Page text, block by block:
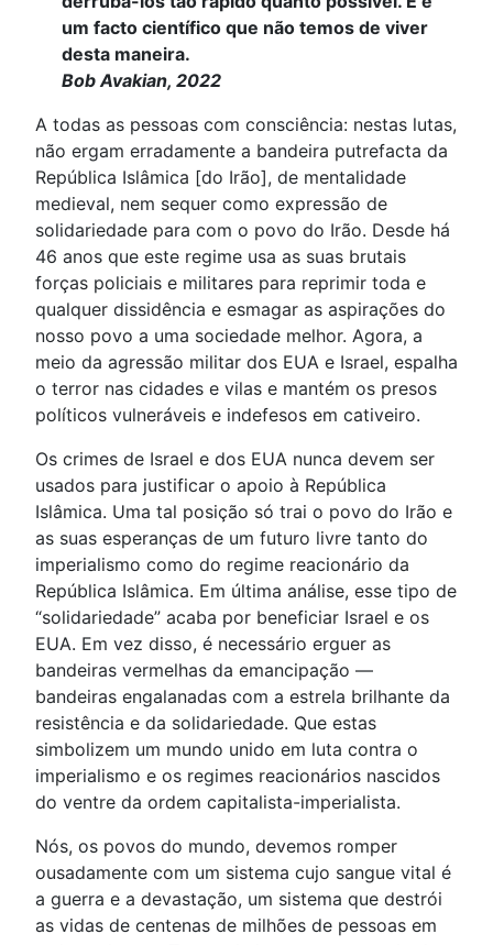
um facto científico que não temos de viver
desta maneira.
Bob Avakian, 2022
A todas as pessoas com consciência: nestas lutas,
não ergam erradamente a bandeira putrefacta da
República Islâmica [do Irão], de mentalidade
medieval, nem sequer como expressão de
solidariedade para com o povo do Irão. Desde há
46 anos que este regime usa as suas brutais
forças policiais e militares para reprimir toda e
qualquer dissidência e esmagar as aspirações do
nosso povo a uma sociedade melhor. Agora, a
meio da agressão militar dos EUA e Israel, espalha
o terror nas cidades e vilas e mantém os presos
políticos vulneráveis e indefesos em cativeiro.
Os crimes de Israel e dos EUA nunca devem ser
usados para justificar o apoio à República
Islâmica. Uma tal posição só trai o povo do Irão e
as suas esperanças de um futuro livre tanto do
imperialismo como do regime reacionário da
República Islâmica. Em última análise, esse tipo de
“solidariedade” acaba por beneficiar Israel e os
EUA. Em vez disso, é necessário erguer as
bandeiras vermelhas da emancipação —
bandeiras engalanadas com a estrela brilhante da
resistência e da solidariedade. Que estas
simbolizem um mundo unido em luta contra o
imperialismo e os regimes reacionários nascidos
do ventre da ordem capitalista-imperialista.
Nós, os povos do mundo, devemos romper
ousadamente com um sistema cujo sangue vital é
a guerra e a devastação, um sistema que destrói
as vidas de centenas de milhões de pessoas em